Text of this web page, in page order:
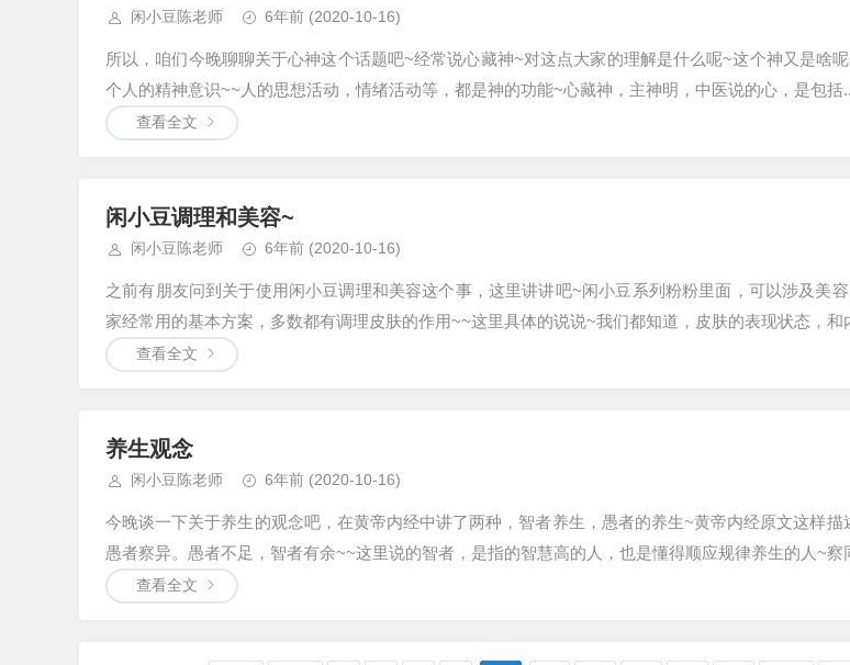
闲小豆陈老师 6年前 (2020-10-16)
所以，咱们今晚聊聊关于心神这个话题吧~经常说心藏神~对这点大家的理解是什么呢~这个神又是啥
个人的精神意识~~人的思想活动，情绪活动等，都是神的功能~心藏神，主神明，中医说的心，是包括
查看全文
闲小豆调理和美容~
闲小豆陈老师 6年前 (2020-10-16)
之前有朋友问到关于使用闲小豆调理和美容这个事，这里讲讲吧~闲小豆系列粉粉里面，可以涉及美
家经常用的基本方案，多数都有调理皮肤的作用~~这里具体的说说~我们都知道，皮肤的表现状态，和
查看全文
养生观念
闲小豆陈老师 6年前 (2020-10-16)
今晚谈一下关于养生的观念吧，在黄帝内经中讲了两种，智者养生，愚者的养生~黄帝内经原文这样描
愚者察异。愚者不足，智者有余~~这里说的智者，是指的智慧高的人，也是懂得顺应规律养生的人~察
查看全文